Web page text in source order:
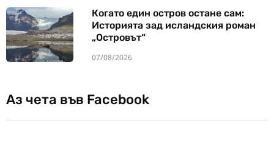
Когато един остров остане сам:
Историята зад исландския роман
„Островът“
07/08/2026
Аз чета във Facebook